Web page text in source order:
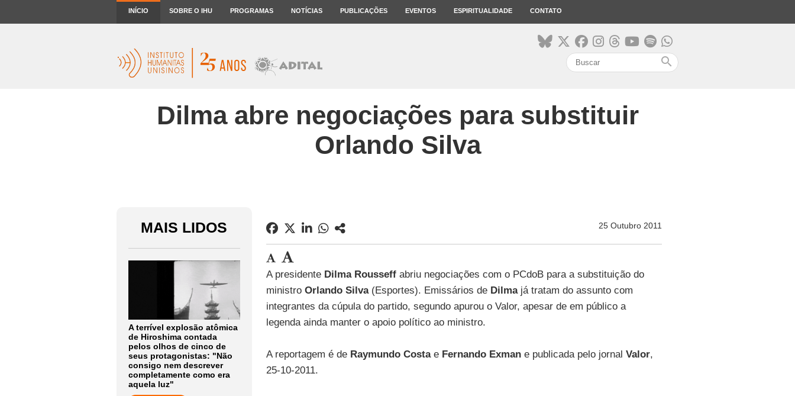
INÍCIO SOBRE O IHU PROGRAMAS NOTÍCIAS PUBLICAÇÕES EVENTOS ESPIRITUALIDADE CONTATO
search
Dilma abre negociações para substituir
Orlando Silva
MAIS LIDOS
A terrível explosão atômica
de Hiroshima contada
pelos olhos de cinco de
seus protagonistas: "Não
consigo nem descrever
completamente como era
aquela luz"
25 Outubro 2011
A presidente Dilma Rousseffabriu negociações com o PCdoB para a substituição do
ministro Orlando Silva (Esportes). Emissários de Dilma já tratam do assunto com
integrantes da cúpula do partido, segundo apurou o Valor, apesar de em público a
legenda ainda manter o apoio político ao ministro.
A reportagem é de Raymundo Costae Fernando Exmane publicada pelo jornal Valor,
25-10-2011.